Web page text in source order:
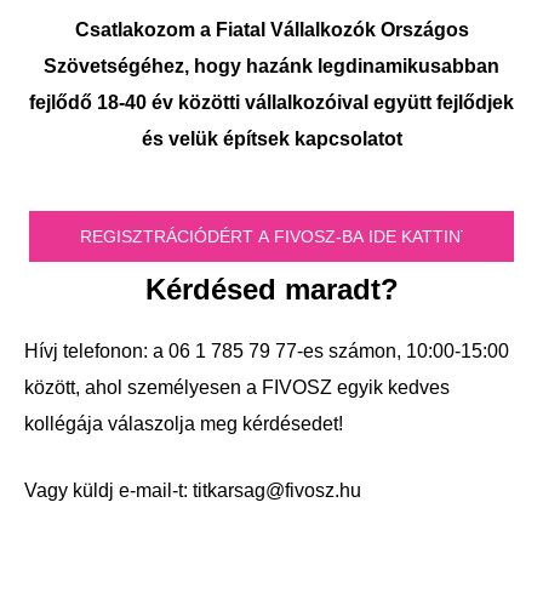
Csatlakozom a Fiatal Vállalkozók Országos
Szövetségéhez, hogy hazánk legdinamikusabban
fejlődő 18-40 év közötti vállalkozóival együtt fejlődjek
és velük építsek kapcsolatot
Kérdésed maradt?
Hívj telefonon: a 06 1 785 79 77-es számon, 10:00-15:00
között, ahol személyesen a FIVOSZ egyik kedves
kollégája válaszolja meg kérdésedet!
Vagy küldj e-mail-t: titkarsag@fivosz.hu